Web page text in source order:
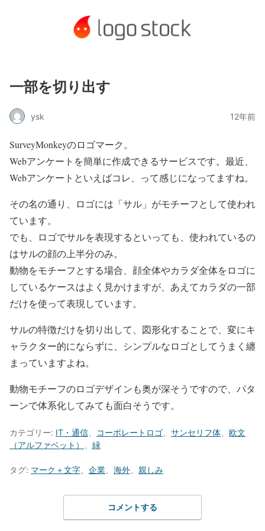
一部を切り出す
ysk 12年前
SurveyMonkeyのロゴマーク。
Webアンケートを簡単に作成できるサービスです。最近、
Webアンケートといえばコレ、って感じになってますね。
その名の通り、ロゴには「サル」がモチーフとして使われ
ています。
でも、ロゴでサルを表現するといっても、使われているの
はサルの顔の上半分のみ。
動物をモチーフとする場合、顔全体やカラダ全体をロゴに
しているケースはよく見かけますが、あえてカラダの一部
だけを使って表現しています。
サルの特徴だけを切り出して、図形化することで、変にキ
ャラクター的にならずに、シンプルなロゴとしてうまく纏
まっていますよね。
動物モチーフのロゴデザインも奥が深そうですので、パタ
ーンで体系化してみても面白そうです。
カテゴリー: IT・通信 コーポレートロゴ サンセリフ体
欧文
（アルファベット）
緑
タグ: マーク＋文字 企業 海外 親しみ
コメントする